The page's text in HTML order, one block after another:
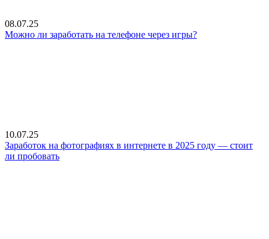
08.07.25
Можно ли заработать на телефоне через игры?
10.07.25
Заработок на фотографиях в интернете в 2025 году — стоит
ли пробовать